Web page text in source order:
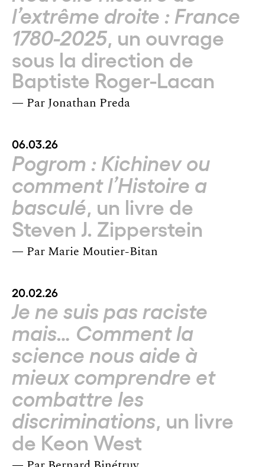
l’extrême droite : France
1780-2025, un ouvrage
sous la direction de
Baptiste Roger-Lacan
— Par Jonathan Preda
06.03.26
Pogrom : Kichinev ou
comment l’Histoire a
basculé, un livre de
Steven J. Zipperstein
— Par Marie Moutier-Bitan
20.02.26
Je ne suis pas raciste
mais… Comment la
science nous aide à
mieux comprendre et
combattre les
discriminations, un livre
de Keon West